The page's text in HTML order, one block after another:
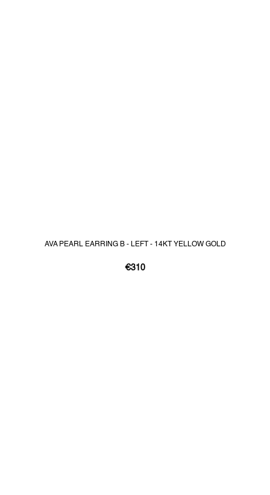
AVA PEARL EARRING B - LEFT - 14KT YELLOW GOLD
€310